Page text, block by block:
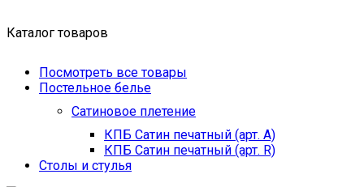
Каталог товаров
Посмотреть все товары
Постельное белье
Сатиновое плетение
КПБ Сатин печатный (арт. A)
КПБ Сатин печатный (арт. R)
Столы и стулья